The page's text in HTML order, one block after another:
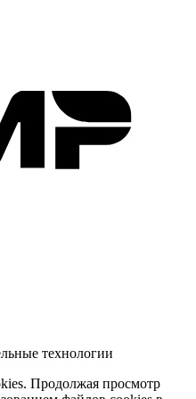
технологии
Продолжая просмотр